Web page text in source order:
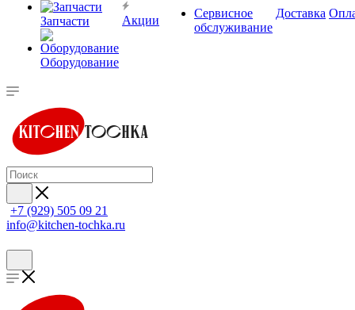
Запчасти
Оборудование
Акции
Сервисное
обслуживание
Доставка
+7 (929) 505 09 21
info@kitchen-tochka.ru